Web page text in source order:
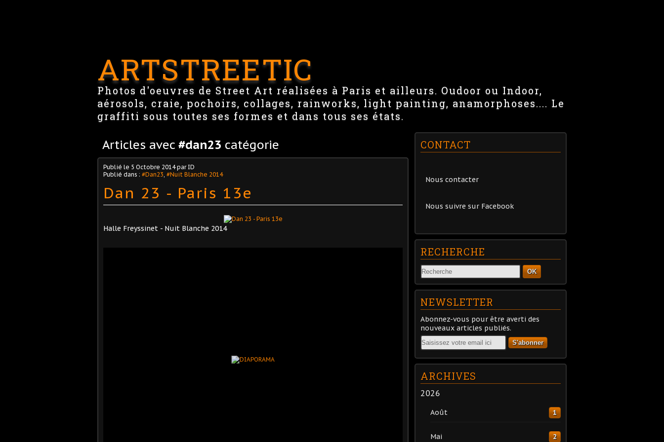
ARTSTREETIC
Photos d'oeuvres de Street Art réalisées à Paris et ailleurs. Oudoor ou Indoor,
aérosols, craie, pochoirs, collages, rainworks, light painting, anamorphoses.... Le
graffiti sous toutes ses formes et dans tous ses états.
Articles avec #dan23 catégorie
Publié le 5 Octobre 2014par ID
Publié dans : #Dan23, #Nuit Blanche 2014
Dan 23 - Paris 13e
Halle Freyssinet - Nuit Blanche 2014
CONTACT
Nous contacter
Nous suivre sur Facebook
RECHERCHE
OK
NEWSLETTER
Abonnez-vous pour être averti des
nouveaux articles publiés.
Email
ARCHIVES
2026
Août 1
Mai 2